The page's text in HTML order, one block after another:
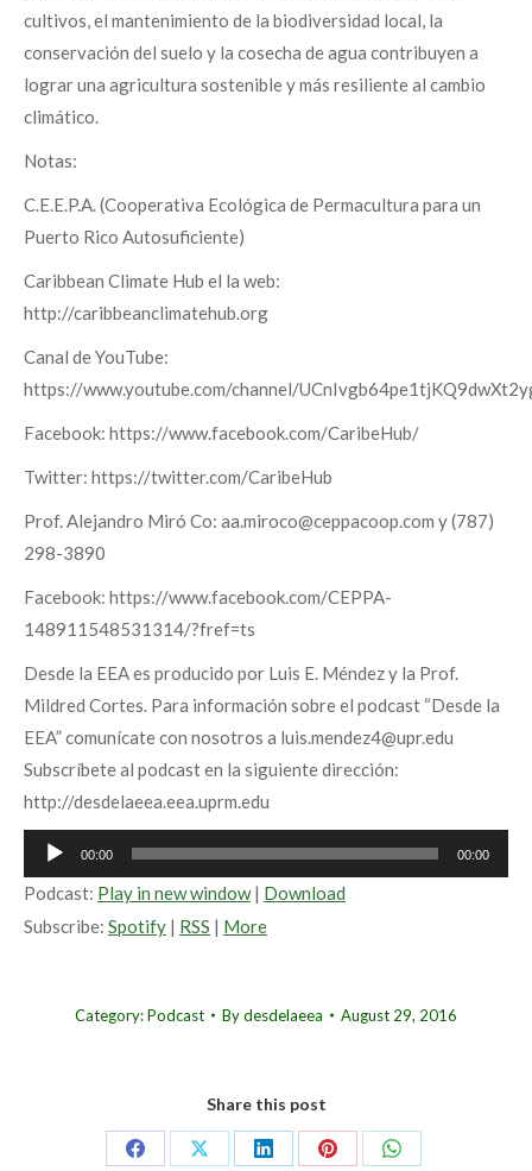
cultivos, el mantenimiento de la biodiversidad local, la
conservación del suelo y la cosecha de agua contribuyen a
lograr una agricultura sostenible y más resiliente al cambio
climático.
Notas:
C.E.E.P.A. (Cooperativa Ecológica de Permacultura para un
Puerto Rico Autosuficiente)
Caribbean Climate Hub el la web:
http://caribbeanclimatehub.org
Canal de YouTube:
https://www.youtube.com/channel/
Facebook: https://www.facebook.com/CaribeHub/
Twitter: https://twitter.com/CaribeHub
Prof. Alejandro Miró Co: aa.miroco@ceppacoop.com y (787)
298-3890
Facebook: https://www.facebook.com/CEPPA-
148911548531314/?fref=ts
Desde la EEA es producido por Luis E. Méndez y la Prof.
Mildred Cortes. Para información sobre el podcast “Desde la
EEA” comunícate con nosotros a luis.mendez4@upr.edu
Subscríbete al podcast en la siguiente dirección:
http://desdelaeea.eea.uprm.edu
Audio
Player
00:00 00:00
Podcast: Play in new window| Download
Subscribe: Spotify | RSS | More
Category:Podcast Bydesdelaeea August 29, 2016
Share this post
Share Share Share Share Share